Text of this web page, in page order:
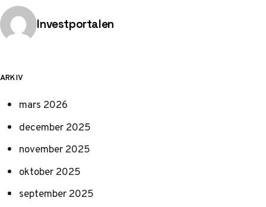
Publicerad av
Investportalen
ARKIV
mars 2026
december 2025
november 2025
oktober 2025
september 2025